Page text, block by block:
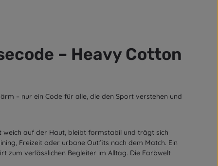
– Heavy Cotton
– nur ein Code für alle, die den Sport verstehen und
weich auf der Haut, bleibt formstabil und trägt sich
Freizeit oder urbane Outfits nach dem Match. Ein
zum verlässlichen Begleiter im Alltag. Die Farbwelt